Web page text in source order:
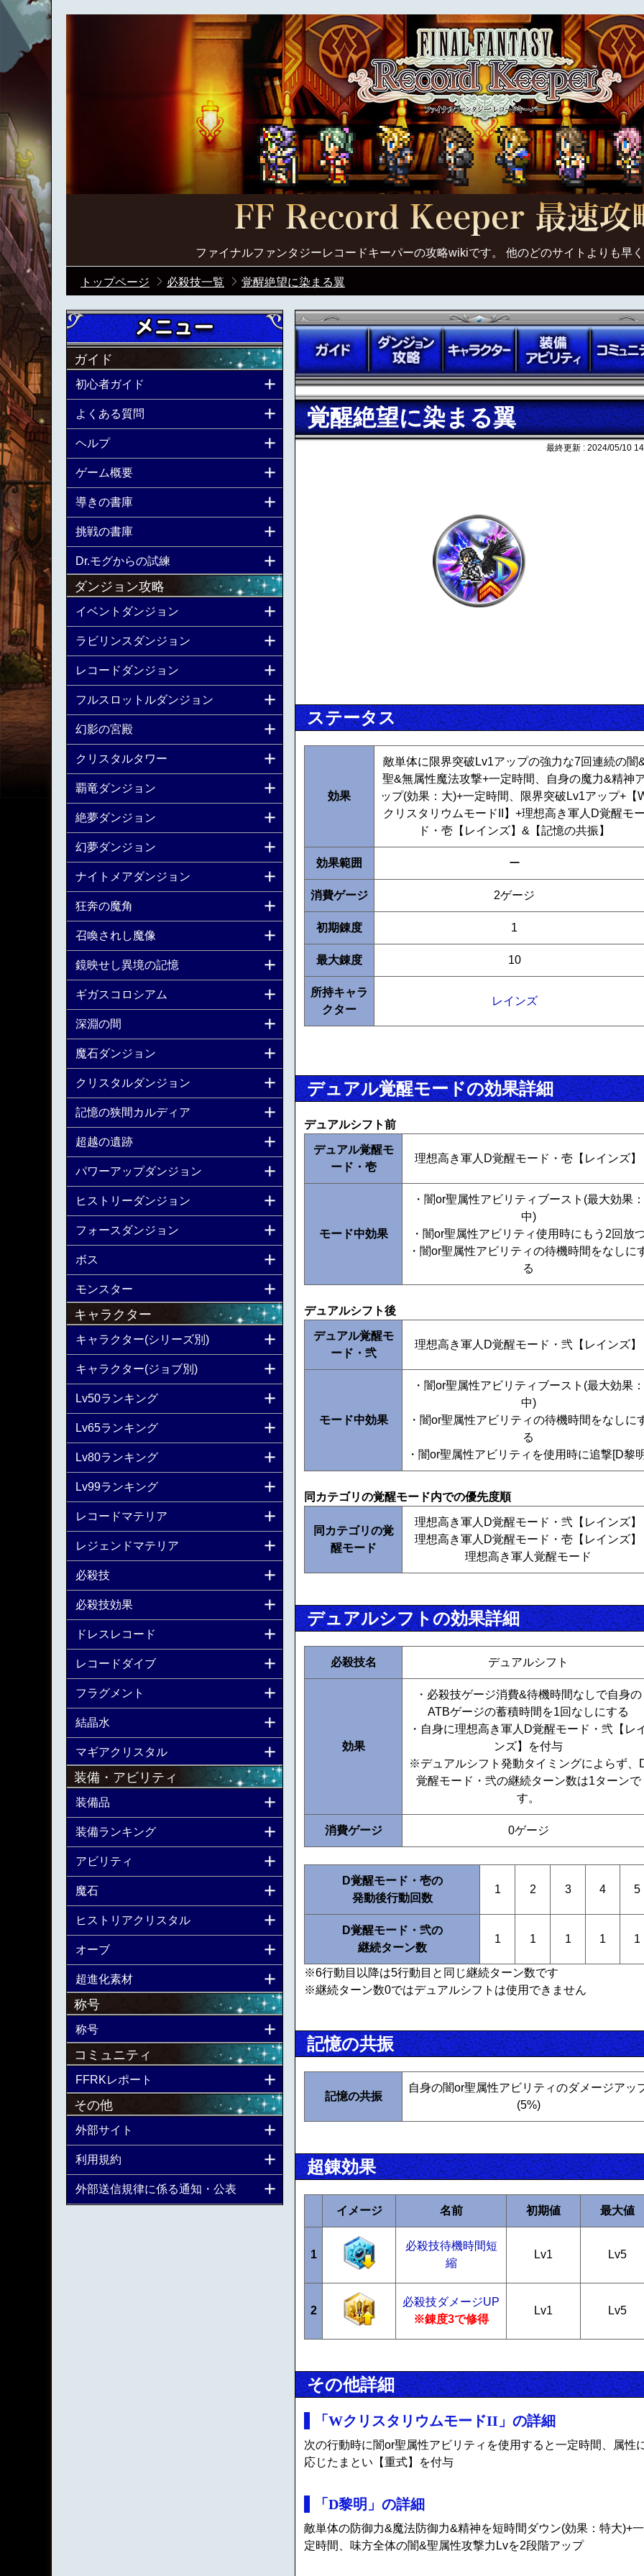
ファイナルファンタジーレコードキーパーの攻略wikiです。 他のどのサイトよりも早
トップページ 必殺技一覧 覚醒絶望に染まる翼
覚醒絶望に染まる翼
最終更新 : 2024/05/10
ステータス
効果
敵単体に限界突破Lv1アップの強力な7回連続の闇
聖&無属性魔法攻撃+一定時間、自身の魔力&精神
ップ(効果：大)+一定時間、限界突破Lv1アップ+【
クリスタリウムモードII】+理想高き軍人D覚醒モ
ド・壱【レインズ】&【記憶の共振】
効果範囲 ー
消費ゲージ 2ゲージ
初期錬度 1
最大錬度 10
所持キャラ
クター
レインズ
デュアル覚醒モードの効果詳細
デュアルシフト前
デュアル覚醒モ
ード・壱
理想高き軍人D覚醒モード・壱【レインズ】
モード中効果
・闇or聖属性アビリティブースト(最大効果：
中)
・闇or聖属性アビリティ使用時にもう2回放
・闇or聖属性アビリティの待機時間をなしに
る
デュアルシフト後
デュアル覚醒モ
ード・弐
理想高き軍人D覚醒モード・弐【レインズ】
モード中効果
・闇or聖属性アビリティブースト(最大効果：
中)
・闇or聖属性アビリティの待機時間をなしに
る
・闇or聖属性アビリティを使用時に追撃[D黎
同カテゴリの覚醒モード内での優先度順
同カテゴリの覚
醒モード
理想高き軍人D覚醒モード・弐【レインズ】
理想高き軍人D覚醒モード・壱【レインズ】
理想高き軍人覚醒モード
デュアルシフトの効果詳細
必殺技名 デュアルシフト
効果
・必殺技ゲージ消費&待機時間なしで自身の
ATBゲージの蓄積時間を1回なしにする
・自身に理想高き軍人D覚醒モード・弐【レ
ンズ】を付与
※デュアルシフト発動タイミングによらず、
覚醒モード・弐の継続ターン数は1ターンで
す。
消費ゲージ 0ゲージ
D覚醒モード・壱の
発動後行動回数
1 2 3 4 5
D覚醒モード・弐の
継続ターン数
1 1 1 1 1
※6行動目以降は5行動目と同じ継続ターン数です
※継続ターン数0ではデュアルシフトは使用できません
記憶の共振
記憶の共振
自身の闇or聖属性アビリティのダメージアッ
(5%)
超錬効果
イメージ 名前 初期値 最大値
1
必殺技待機時間短
縮
Lv1 Lv5
2
必殺技ダメージUP
※錬度3で修得
Lv1 Lv5
その他詳細
「WクリスタリウムモードII」の詳細
次の行動時に闇or聖属性アビリティを使用すると一定時間、属性
応じたまとい【重式】を付与
「D黎明」の詳細
敵単体の防御力&魔法防御力&精神を短時間ダウン(効果：特大)+一
定時間、味方全体の闇&聖属性攻撃力Lvを2段階アップ
ガイド
初心者ガイド
よくある質問
ヘルプ
ゲーム概要
導きの書庫
挑戦の書庫
Dr.モグからの試練
ダンジョン攻略
イベントダンジョン
ラビリンスダンジョン
レコードダンジョン
フルスロットルダンジョン
幻影の宮殿
クリスタルタワー
覇竜ダンジョン
絶夢ダンジョン
幻夢ダンジョン
ナイトメアダンジョン
狂奔の魔角
召喚されし魔像
鏡映せし異境の記憶
ギガスコロシアム
深淵の間
魔石ダンジョン
クリスタルダンジョン
記憶の狭間カルディア
超越の遺跡
パワーアップダンジョン
ヒストリーダンジョン
フォースダンジョン
ボス
モンスター
キャラクター
キャラクター(シリーズ別)
キャラクター(ジョブ別)
Lv50ランキング
Lv65ランキング
Lv80ランキング
Lv99ランキング
レコードマテリア
レジェンドマテリア
必殺技
必殺技効果
ドレスレコード
レコードダイブ
フラグメント
結晶水
マギアクリスタル
装備・アビリティ
装備品
装備ランキング
アビリティ
魔石
ヒストリアクリスタル
オーブ
超進化素材
称号
称号
コミュニティ
FFRKレポート
その他
外部サイト
利用規約
外部送信規律に係る通知・公表